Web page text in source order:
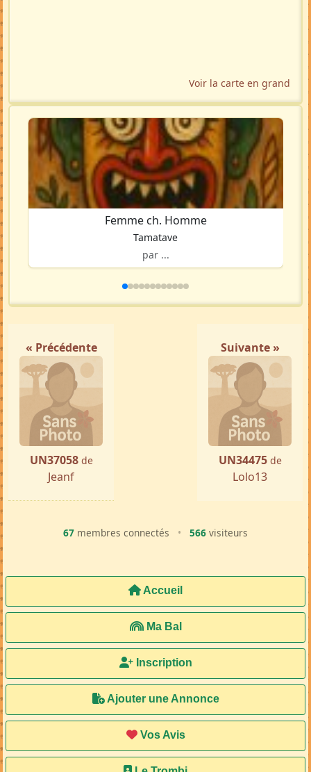
Voir la carte en grand
Femme ch. Homme
Tamatave
par ...
« Précédente
UN37058 de
Jeanf
Suivante »
UN34475 de
Lolo13
67 membres connectés • 566 visiteurs
Accueil
Ma Bal
Inscription
Ajouter une Annonce
Vos Avis